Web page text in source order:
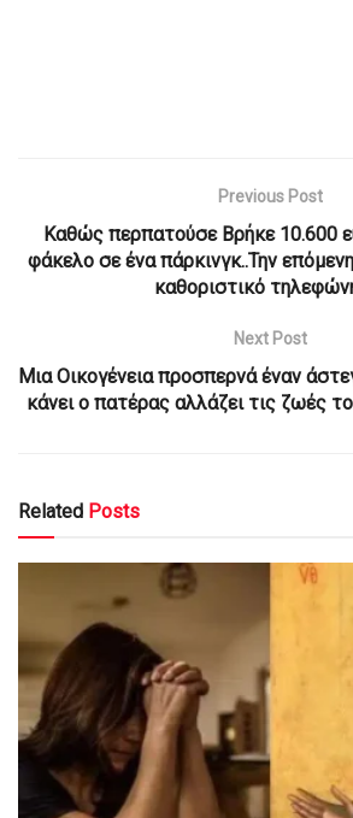
Previous Post
Καθώς περπατούσε Βρήκε 10.600
φάκελο σε ένα πάρκινγκ..Την
καθοριστικό
Next Post
Μια Οικογένεια προσπερνά έναν
κάνει ο πατέρας αλλάζει τις ζωές
Related Posts